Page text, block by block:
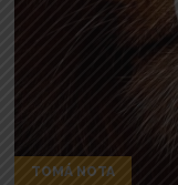
TOMÁ NOTA